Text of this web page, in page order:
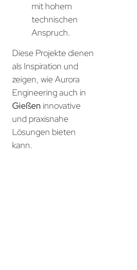
mit hohem
technischen
Anspruch.
Diese Projekte dienen
als Inspiration und
zeigen, wie Aurora
Engineering auch in
Gießen innovative
und praxisnahe
Lösungen bieten
kann.